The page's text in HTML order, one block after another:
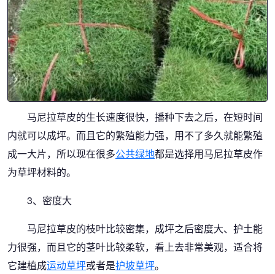
马尼拉草皮的生长速度很快，播种下去之后，在短时间
内就可以成坪。而且它的繁殖能力强，用不了多久就能繁殖
成一大片，所以现在很多公共绿地都是选择用马尼拉草皮作
为草坪材料的。
3、密度大
马尼拉草皮的枝叶比较密集，成坪之后密度大、护土能
力很强，而且它的茎叶比较柔软，看上去非常美观，适合将
它建植成运动草坪或者是护坡草坪。